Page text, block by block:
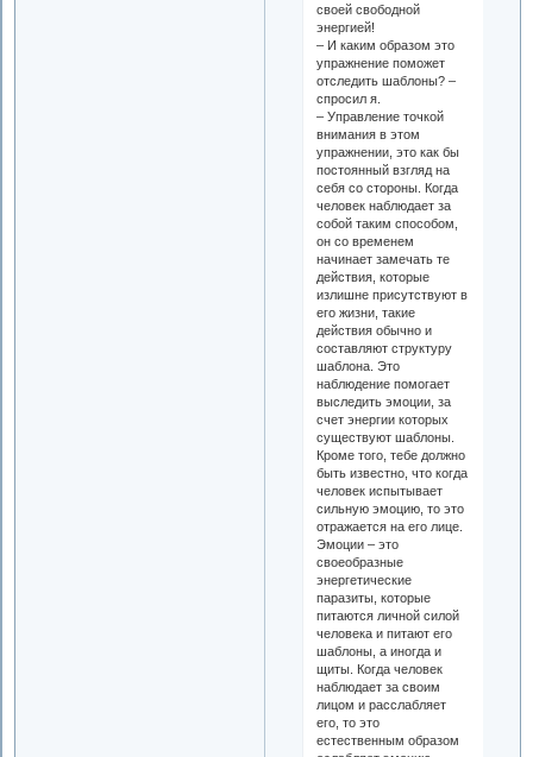
своей свободной
энергией!
– И каким образом это
упражнение поможет
отследить шаблоны? –
спросил я.
– Управление точкой
внимания в этом
упражнении, это как бы
постоянный взгляд на
себя со стороны. Когда
человек наблюдает за
собой таким способом,
он со временем
начинает замечать те
действия, которые
излишне присутствуют в
его жизни, такие
действия обычно и
составляют структуру
шаблона. Это
наблюдение помогает
выследить эмоции, за
счет энергии которых
существуют шаблоны.
Кроме того, тебе должно
быть известно, что когда
человек испытывает
сильную эмоцию, то это
отражается на его лице.
Эмоции – это
своеобразные
энергетические
паразиты, которые
питаются личной силой
человека и питают его
шаблоны, а иногда и
щиты. Когда человек
наблюдает за своим
лицом и расслабляет
его, то это
естественным образом